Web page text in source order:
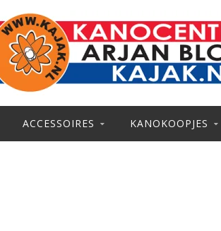
ACCESSOIRES KANOKOOPJES